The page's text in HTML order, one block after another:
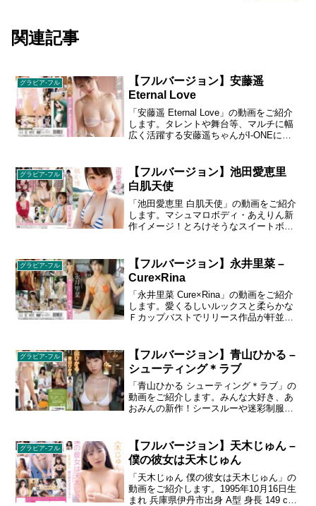
関連記事
グラビア-フル
【フルバージョン】安藤遥
Eternal Love
「安藤遥 Eternal Love」の動画をご紹介
します。タレントや舞台等、マルチに幅
広く活躍する安藤遥ちゃんがI-ONEに登
徴的な猫顔とポッテリとした唇が、貴方
を妖艶な世界にいざないます。
グラビア-フル
【フルバージョン】池田愛恵里
白肌天使
「池田愛恵里 白肌天使」の動画をご紹介
します。マシュマロボディ・あえりん新
作イメージ！とろけそうなスイートボデ
れ／Ｔ１６６、Ｂ９２・Ｗ６０・Ｈ８９
／Ａ型／滋賀県出身
グラビア-フル
【フルバージョン】永井里菜 –
Cure×Rina
「永井里菜 Cure×Rina」の動画をご紹介
します。愛くるしいルックスと柔らかな
Ｆカップバストでリリース作品が軒並み
ビキニやスカスカワンピの定番はもちろ
ん、初めてのバニー姿など衣装も満載。
里菜ちゃんの優しさオーラに癒されてく
ださい。
グラビア-フル
【フルバージョン】青山ひかる –
シューティング＊ラブ
「青山ひかる シューティング＊ラブ」の
動画をご紹介します。みんな大好き、あ
おみんの新作！シースルーや迷彩制服な
誕生／Ｔ１５４／Ｂ９５・Ｗ５９・Ｈ９
０／趣味：ゲーム、コスプレ／特技：空
手、水泳
グラビア-フル
【フルバージョン】天木じゅん –
僕の彼女は天木じゅん
「天木じゅん 僕の彼女は天木じゅん」の
動画をご紹介します。1995年10月16日生
まれ 兵庫県伊丹市出身 A型 身長 149 cm